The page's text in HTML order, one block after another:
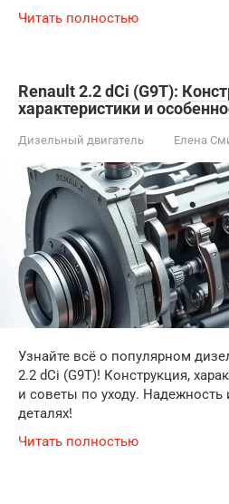
Читать полностью
Renault 2.2 dCi (G9T):
характеристики и
Дизельный двигатель Елена
Узнайте всё о популярном
2.2 dCi (G9T)! Конструкция,
и советы по уходу.
деталях!
Читать полностью